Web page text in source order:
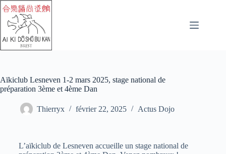
Aïkiclub Lesneven 1-2 mars 2025, stage national de
préparation 3ème et 4ème Dan
Thierryx février 22, 2025 Actus Dojo
L’aïkiclub de Lesneven accueille un stage national de